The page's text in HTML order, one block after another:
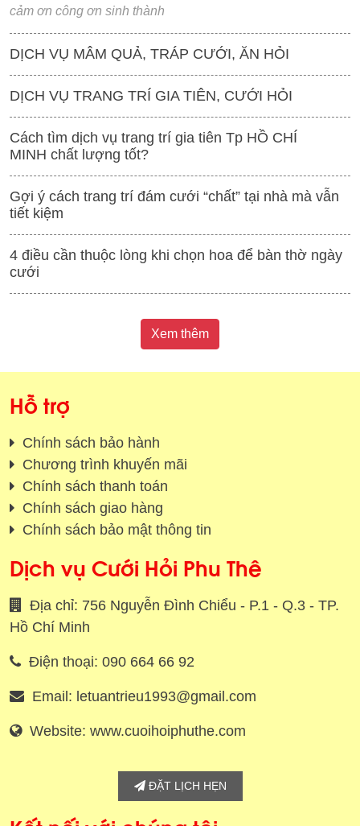
cảm ơn công ơn sinh thành
DỊCH VỤ MÂM QUẢ, TRÁP CƯỚI, ĂN HỎI
DỊCH VỤ TRANG TRÍ GIA TIÊN, CƯỚI HỎI
Cách tìm dịch vụ trang trí gia tiên Tp HỒ CHÍ
MINH chất lượng tốt?
Gợi ý cách trang trí đám cưới “chất” tại nhà mà vẫn
tiết kiệm
4 điều cần thuộc lòng khi chọn hoa để bàn thờ ngày
cưới
Xem thêm
Hỗ trợ
Chính sách bảo hành
Chương trình khuyến mãi
Chính sách thanh toán
Chính sách giao hàng
Chính sách bảo mật thông tin
Dịch vụ Cưới Hỏi Phu Thê
Địa chỉ: 756 Nguyễn Đình Chiểu - P.1 - Q.3 - TP.
Hồ Chí Minh
Điện thoại: 090 664 66 92
Email: letuantrieu1993@gmail.com
Website: www.cuoihoiphuthe.com
ĐẶT LỊCH HẸN